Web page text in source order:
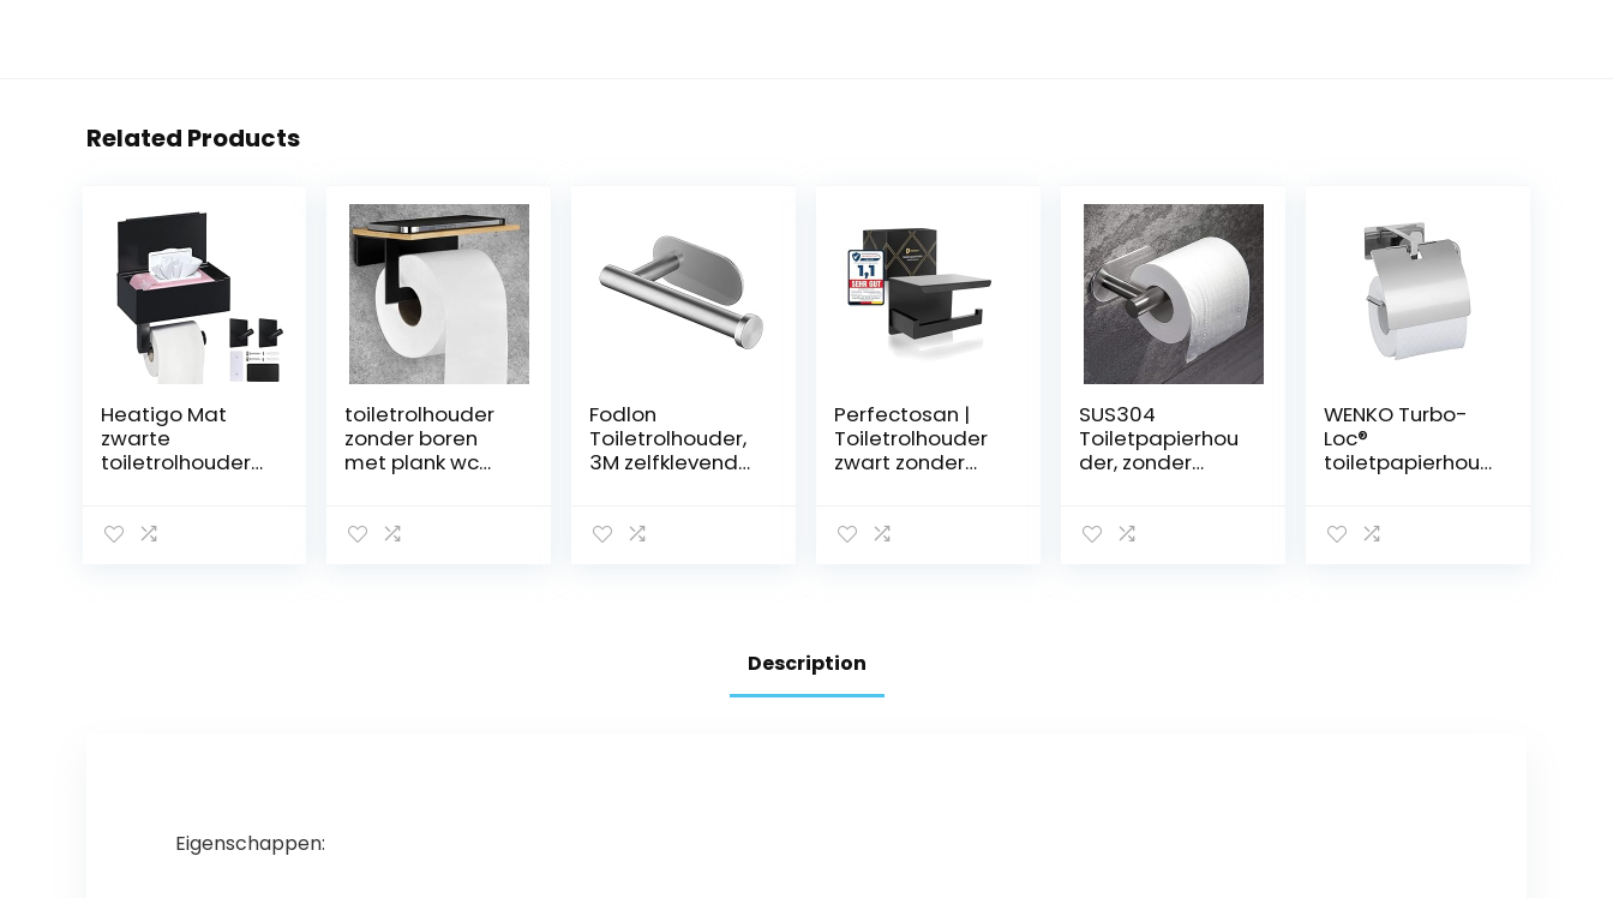
Related Products
Heatigo Mat
zwarte
toiletrolhouder
roestvrijstalen
toiletrolhouder
zonder boren
met plank wc
bamboe plaat
Fodlon
Toiletrolhouder,
3M zelfklevende
geborsteld voor
Perfectosan |
Toiletrolhouder
zwart zonder
plankje | Wc-
SUS304
Toiletpapierhou
der, zonder
wasruimte,
WENKO Turbo-
Loc®
toiletpapierhou
deksel,
Description
Eigenschappen: